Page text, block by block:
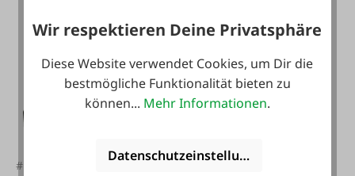
#FA75975 #FA109207
Wir respektieren Deine Privatsphäre
Diese Website verwendet Cookies, um Dir die
bestmögliche Funktionalität bieten zu
können... Mehr Informationen.
Datenschutzeinstellungen